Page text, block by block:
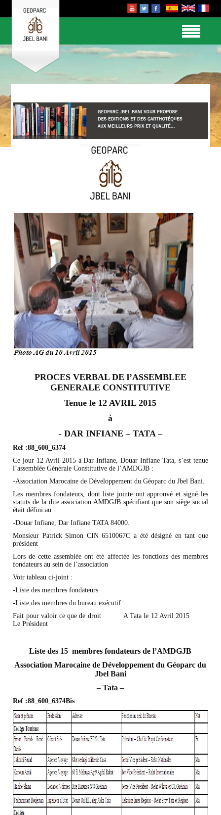
PROCES VERBAL DE l’ASSEMBLEE
GENERALE CONSTITUTIVE
Tenue le 12 AVRIL 2015
à
- DAR INFIANE – TATA –
Ref :88_600_6374
Ce jour 12 Avril 2015 à Dar Infiane, Douar Infiane Tata, s’est tenue
l’assemblée Générale Constitutive de l’AMDGJB :
-Association Marocaine de Développement du Géoparc du Jbel Bani.
Les membres fondateurs, dont liste jointe ont approuvé et signé les
statuts de la dite association AMDGJB spécifiant que son siège social
était défini au :
-Douar Infiane, Dar Infiane TATA 84000.
Monsieur Patrick Simon CIN 6510067C a été désigné en tant que
président
Lors de cette assemblée ont été affectée les fonctions des membres
fondateurs au sein de l’association
Voir tableau ci-joint :
-Liste des membres fondateurs
-Liste des membres du bureau exécutif
Fait pour valoir ce que de droit A Tata le 12 Avril 2015
Le Président
Liste des 15 membres fondateurs de l’AMDGJB
Association Marocaine de Développement du Géoparc du
Jbel Bani
– Tata –
Ref :88_600_6374Bis